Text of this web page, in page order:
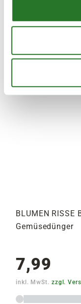
FOLGENDE
KÖNNEN
7,95€für
WEITERE
BLUMEN RISSE
Gemüsedünger
7,99
inkl. MwSt. zzgl.